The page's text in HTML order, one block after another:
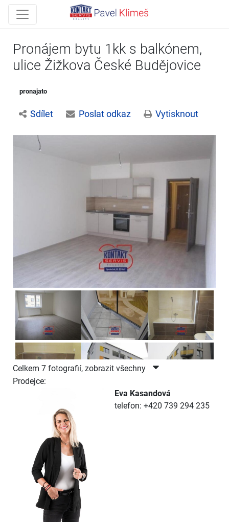
Pronájem bytu 1kk s balkónem,
ulice Žižkova České Budějovice
pronajato
Sdílet Poslat odkaz Vytisknout
Celkem 7 fotografií, zobrazit všechny
Prodejce:
Eva Kasandová
telefon: +420 739 294 235